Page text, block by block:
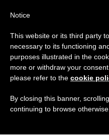
Notice
This website or its third party
necessary to its functioning
purposes illustrated in the
more or withdraw your
please refer to the cookie
By closing this banner,
continuing to browse